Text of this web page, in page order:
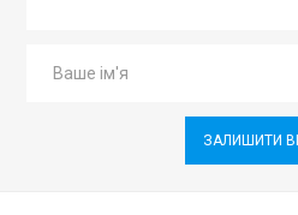
ЗАЛИШИТИ